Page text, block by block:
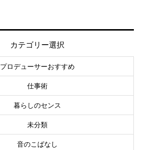
カテゴリー選択
プロデューサーおすすめ
仕事術
暮らしのセンス
未分類
音のこばなし